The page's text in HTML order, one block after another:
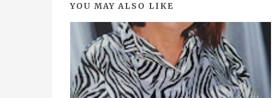
YOU MAY ALSO LIKE